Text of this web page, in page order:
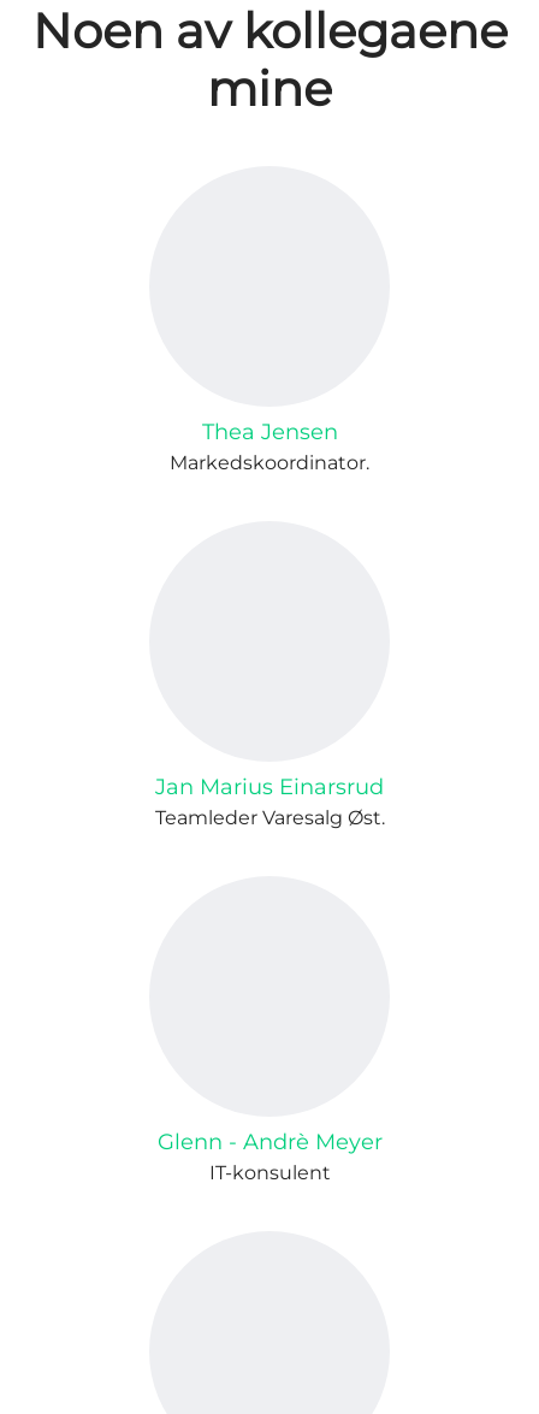
Noen av kollegaene
mine
Thea Jensen
Markedskoordinator.
Jan Marius Einarsrud
Teamleder Varesalg Øst.
Glenn - Andrè Meyer
IT-konsulent